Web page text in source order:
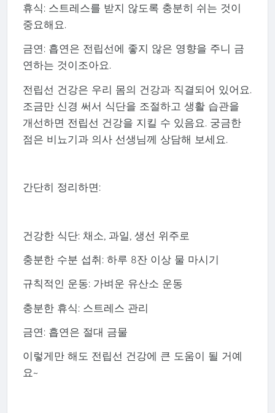
휴식: 스트레스를 받지 않도록 충분히 쉬는 것이
중요해요.
금연: 흡연은 전립선에 좋지 않은 영향을 주니 금
연하는 것이조아요.
전립선 건강은 우리 몸의 건강과 직결되어 있어요.
조금만 신경 써서 식단을 조절하고 생활 습관을
개선하면 전립선 건강을 지킬 수 있음요. 궁금한
점은 비뇨기과 의사 선생님께 상담해 보세요.
간단히 정리하면:
건강한 식단: 채소, 과일, 생선 위주로
충분한 수분 섭취: 하루 8잔 이상 물 마시기
규칙적인 운동: 가벼운 유산소 운동
충분한 휴식: 스트레스 관리
금연: 흡연은 절대 금물
이렇게만 해도 전립선 건강에 큰 도움이 될 거예
요~